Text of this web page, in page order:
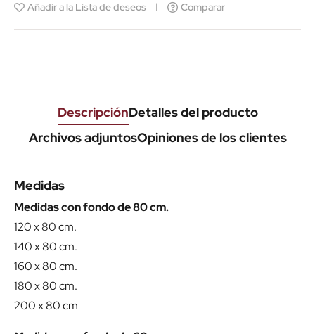
Añadir a la Lista de deseos
Comparar
DescripciónDetalles del producto
Archivos adjuntosOpiniones de los clientes
Medidas
Medidas con fondo de 80 cm.
120 x 80 cm.
140 x 80 cm.
160 x 80 cm.
180 x 80 cm.
200 x 80 cm